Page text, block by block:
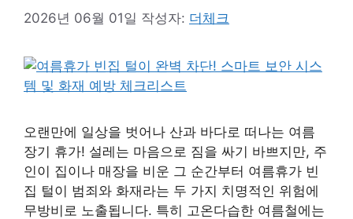
2026년 06월 01일 작성자: 더체크
오랜만에 일상을 벗어나 산과 바다로 떠나는 여름
장기 휴가! 설레는 마음으로 짐을 싸기 바쁘지만, 주
인이 집이나 매장을 비운 그 순간부터 여름휴가 빈
집 털이 범죄와 화재라는 두 가지 치명적인 위험에
무방비로 노출됩니다. 특히 고온다습한 여름철에는